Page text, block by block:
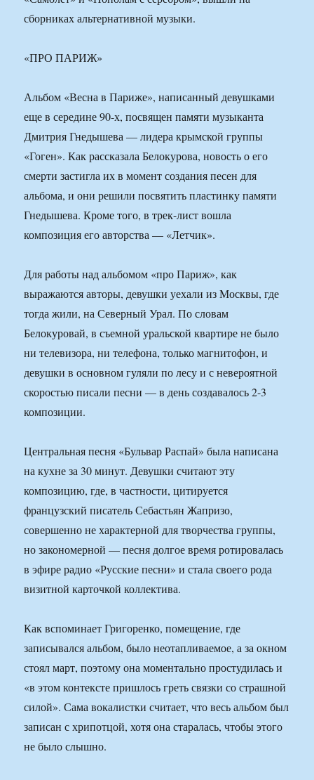
сборниках альтернативной музыки.
«ПРО ПАРИЖ»
Альбом «Весна в Париже», написанный девушками
еще в середине 90-х, посвящен памяти музыканта
Дмитрия Гнедышева — лидера крымской группы
«Гоген». Как рассказала Белокурова, новость о его
смерти застигла их в момент создания песен для
альбома, и они решили посвятить пластинку памяти
Гнедышева. Кроме того, в трек-лист вошла
композиция его авторства — «Летчик».
Для работы над альбомом «про Париж», как
выражаются авторы, девушки уехали из Москвы, где
тогда жили, на Северный Урал. По словам
Белокуровай, в съемной уральской квартире не было
ни телевизора, ни телефона, только магнитофон, и
девушки в основном гуляли по лесу и с невероятной
скоростью писали песни — в день создавалось 2-3
композиции.
Центральная песня «Бульвар Распай» была написана
на кухне за 30 минут. Девушки считают эту
композицию, где, в частности, цитируется
французский писатель Себастьян Жапризо,
совершенно не характерной для творчества группы,
но закономерной — песня долгое время ротировалась
в эфире радио «Русские песни» и стала своего рода
визитной карточкой коллектива.
Как вспоминает Григоренко, помещение, где
записывался альбом, было неотапливаемое, а за окном
стоял март, поэтому она моментально простудилась и
«в этом контексте пришлось греть связки со страшной
силой». Сама вокалистки считает, что весь альбом был
записан с хрипотцой, хотя она старалась, чтобы этого
не было слышно.